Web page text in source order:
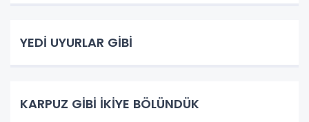
YEDİ UYURLAR GİBİ
KARPUZ GİBİ İKİYE BÖLÜNDÜK